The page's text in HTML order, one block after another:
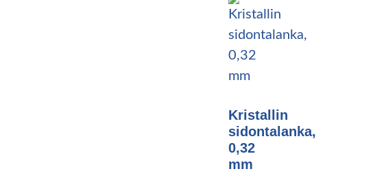
Kristallin
sidontalanka,
0,32
mm